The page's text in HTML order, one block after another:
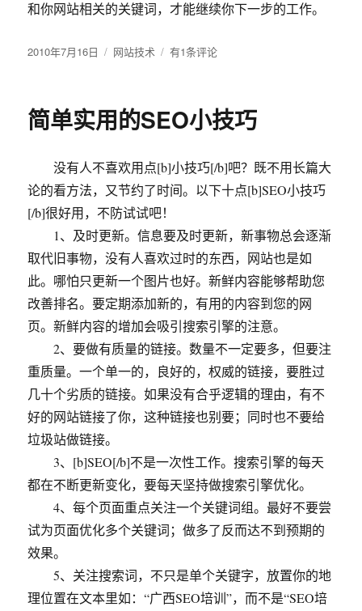
和你网站相关的关键词，才能继续你下一步的工作。
发
2010年7月16日
分
网站技术
网
题
(Title)
书
写
有1条评论
简单实用的SEO小技巧
没有人不喜欢用点[b]小技巧[/b]吧？既不用长篇大
论的看方法，又节约了时间。以下十点[b]SEO小技巧
[/b]很好用，不防试试吧！
1、及时更新。信息要及时更新，新事物总会逐渐
取代旧事物，没有人喜欢过时的东西，网站也是如
此。哪怕只更新一个图片也好。新鲜内容能够帮助您
改善排名。要定期添加新的，有用的内容到您的网
页。新鲜内容的增加会吸引搜索引擎的注意。
2、要做有质量的链接。数量不一定要多，但要注
重质量。一个单一的，良好的，权威的链接，要胜过
几十个劣质的链接。如果没有合乎逻辑的理由，有不
好的网站链接了你，这种链接也别要；同时也不要给
垃圾站做链接。
3、[b]SEO[/b]不是一次性工作。搜索引擎的每天
都在不断更新变化，要每天坚持做搜索引擎优化。
4、每个页面重点关注一个关键词组。最好不要尝
试为页面优化多个关键词；做多了反而达不到预期的
效果。
5、关注搜索词，不只是单个关键字，放置你的地
理位置在文本里如：“广西SEO培训”，而不是“SEO培